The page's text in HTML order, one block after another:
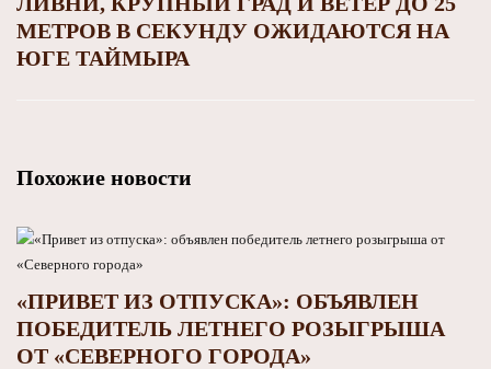
МЕТРОВ В СЕКУНДУ ОЖИДАЮТСЯ НА
ЮГЕ ТАЙМЫРА
Похожие новости
«ПРИВЕТ ИЗ ОТПУСКА»: ОБЪЯВЛЕН
ПОБЕДИТЕЛЬ ЛЕТНЕГО РОЗЫГРЫША
ОТ «СЕВЕРНОГО ГОРОДА»